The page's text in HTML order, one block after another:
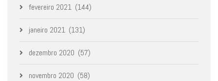
fevereiro 2021 (144)
janeiro 2021 (131)
dezembro 2020 (57)
novembro 2020 (58)